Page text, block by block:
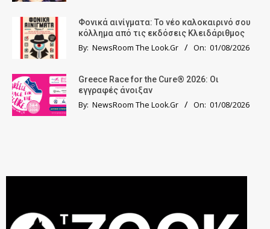
Φονικά αινίγματα: Το νέο καλοκαιρινό σου
κόλλημα από τις εκδόσεις Κλειδάριθμος
By: NewsRoom The Look.Gr On: 01/08/2026
Greece Race for the Cure® 2026: Οι
εγγραφές άνοιξαν
By: NewsRoom The Look.Gr On: 01/08/2026